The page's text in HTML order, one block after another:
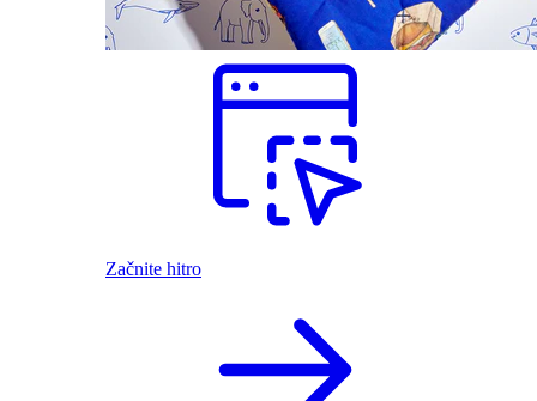
Začnite hitro